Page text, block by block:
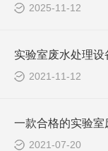
2025-11-12
2021-11-12
2021-07-20